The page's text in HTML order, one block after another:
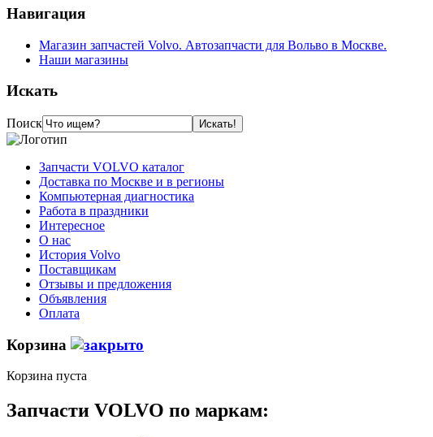
Навигация
Магазин запчастей Volvo. Автозапчасти для Вольво в Москве.
Наши магазины
Искать
Поиск
Запчасти VOLVO каталог
Доставка по Москве и в регионы
Компьютерная диагностика
Работа в праздники
Интересное
О нас
История Volvo
Поставщикам
Отзывы и предложения
Объявления
Оплата
Корзина
Корзина пуста
Запчасти VOLVO по маркам: